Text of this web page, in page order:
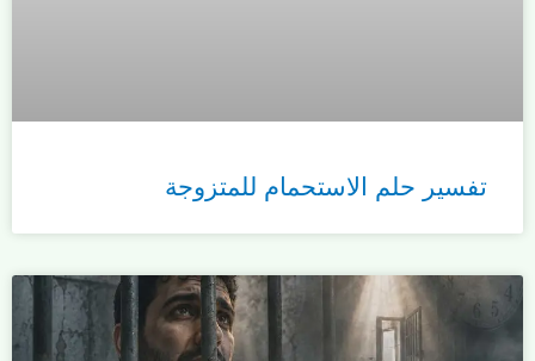
تفسير حلم الاستحمام للمتزوجة